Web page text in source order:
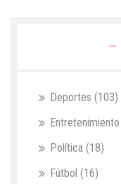
Deportes (103)
Entretenimiento
Política (18)
Fútbol (16)